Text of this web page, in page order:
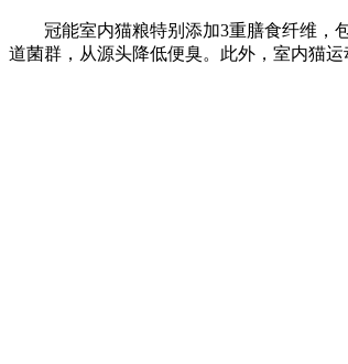
冠能室内猫粮特别添加3重膳食纤维，包
道菌群，从源头降低便臭。此外，室内猫